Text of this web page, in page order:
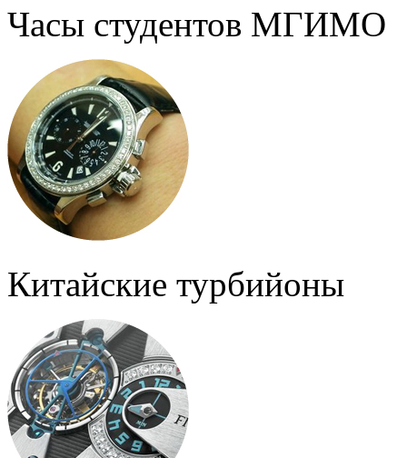
Часы студентов МГИМО
Китайские турбийоны